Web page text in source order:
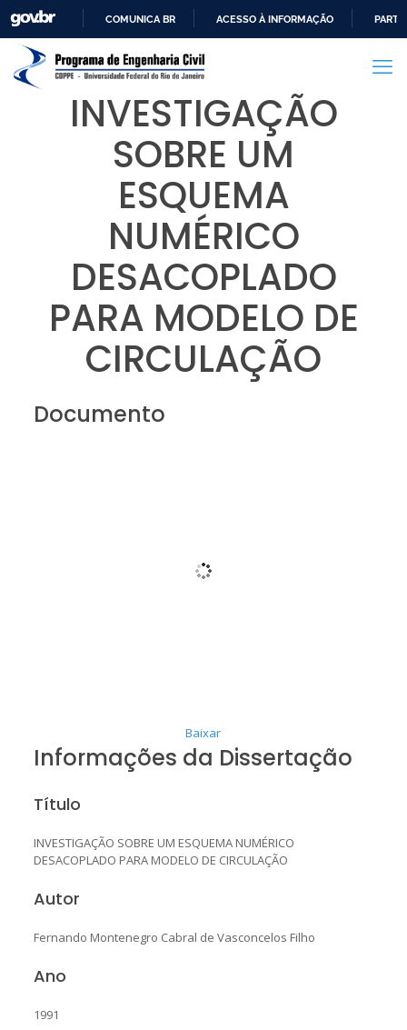
PARA
CONTEÚDO
COMUNICA BR ACESSO À INFORMAÇÃO
INVESTIGAÇÃO
SOBRE UM
ESQUEMA
NUMÉRICO
DESACOPLADO
PARA MODELO DE
CIRCULAÇÃO
Documento
Baixar
Informações da Dissertação
Título
INVESTIGAÇÃO SOBRE UM ESQUEMA NUMÉRICO
DESACOPLADO PARA MODELO DE CIRCULAÇÃO
Autor
Fernando Montenegro Cabral de Vasconcelos Filho
Ano
1991